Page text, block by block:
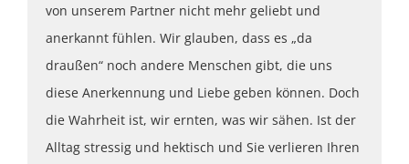
von unserem Partner nicht mehr geliebt und
anerkannt fühlen. Wir glauben, dass es „da
draußen“ noch andere Menschen gibt, die uns
diese Anerkennung und Liebe geben können. Doch
die Wahrheit ist, wir ernten, was wir sähen. Ist der
Alltag stressig und hektisch und Sie verlieren Ihren